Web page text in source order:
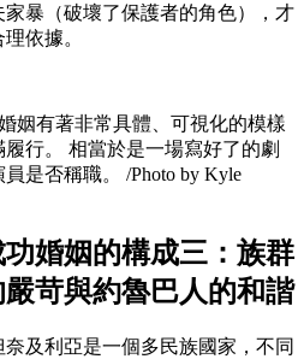
暴（破壞了保護者的角色），才
依據。
姻有著非常具體、可視化的模樣
行。 相當於是一場寫好了的劇
是否稱職。 /Photo by Kyle
婚姻的構成三：族群
苛與約魯巴人的和諧
及利亞是一個多民族國家，不同